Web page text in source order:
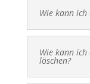
Wie kann
Wie kann
löschen?